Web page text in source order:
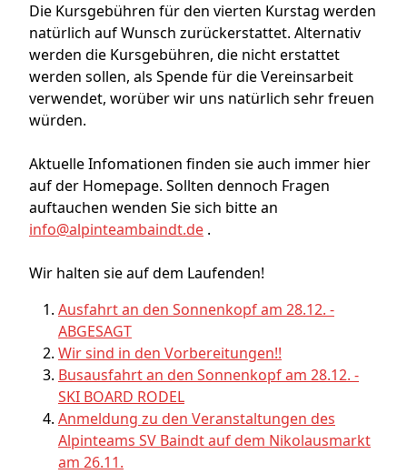
Die Kursgebühren für den vierten Kurstag werden
natürlich auf Wunsch zurückerstattet. Alternativ
werden die Kursgebühren, die nicht erstattet
werden sollen, als Spende für die Vereinsarbeit
verwendet, worüber wir uns natürlich sehr freuen
würden.
Aktuelle Infomationen finden sie auch immer hier
auf der Homepage. Sollten dennoch Fragen
auftauchen wenden Sie sich bitte an
info@alpinteambaindt.de .
Wir halten sie auf dem Laufenden!
Ausfahrt an den Sonnenkopf am 28.12. -
ABGESAGT
Wir sind in den Vorbereitungen!!
Busausfahrt an den Sonnenkopf am 28.12. -
SKI BOARD RODEL
Anmeldung zu den Veranstaltungen des
Alpinteams SV Baindt auf dem Nikolausmarkt
am 26.11.